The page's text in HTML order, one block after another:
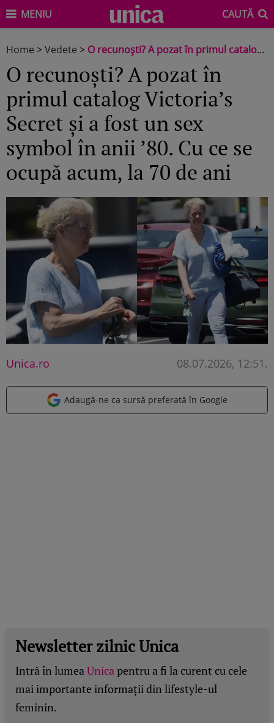
MENIU CAUTĂ
Home >Vedete > O recunoști? A pozat în primul catalog Victoria’s Secret și a fost un sex symbol în anii ’80. Cu ce se ocupă acum, la 70 de ani
O recunoști? A pozat în
primul catalog Victoria’s
Secret și a fost un sex
symbol în anii ’80. Cu ce se
ocupă acum, la 70 de ani
Unica.ro 08.07.2026, 12:51 .
Adaugă-ne ca sursă preferată în Google
Newsletter zilnic Unica
Intră în lumeaUnicapentru a fi la curent cu cele
mai importante informații din lifestyle-ul
feminin.